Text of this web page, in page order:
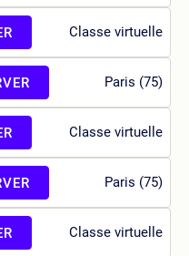
Classe virtuelle
Paris (75)
Classe virtuelle
Paris (75)
Classe virtuelle